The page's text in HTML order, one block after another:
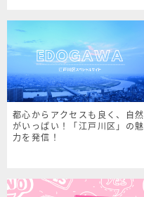
都心からアクセスも良く、自然
がいっぱい！「江戸川区」の魅
力を発信！